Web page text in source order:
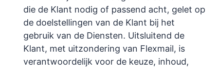
die de Klant nodig of passend acht, gelet op
de doelstellingen van de Klant bij het
gebruik van de Diensten. Uitsluitend de
Klant, met uitzondering van Flexmail, is
verantwoordelijk voor de keuze, inhoud,